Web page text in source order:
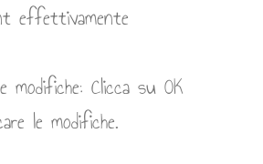
effettivamente
modifiche: Clicca su OK
le modifiche.